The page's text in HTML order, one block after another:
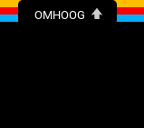
OMHOOG